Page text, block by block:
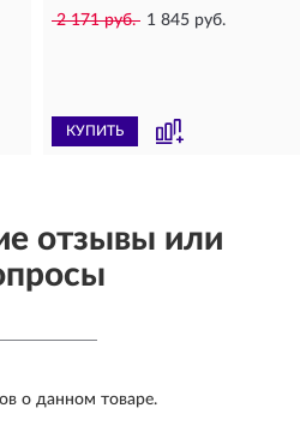
2 171 руб. 1 845 руб.
КУПИТЬ
отзывы или
о данном товаре.